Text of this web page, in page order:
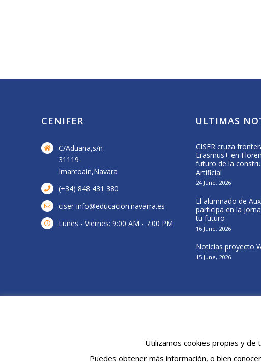
CENIFER
C/Aduana,s/n
31119
Imarcoain,Navara
(+34) 848 431 380
ciser-info@educacion.navarra.es
Lunes - Viernes: 9:00 AM - 7:00 PM
ULTIMAS
Visita a central de biomasa de Acciona
16 April, 2026
CISER cruza
Erasmus+ en
futuro de la
Artificial
24 June, 2026
El alumnado de
participa en la
tu futuro
16 June, 2026
Noticias proyecto
15 June, 2026
Utilizamos cookies propias y
Puedes obtener más información, o bien